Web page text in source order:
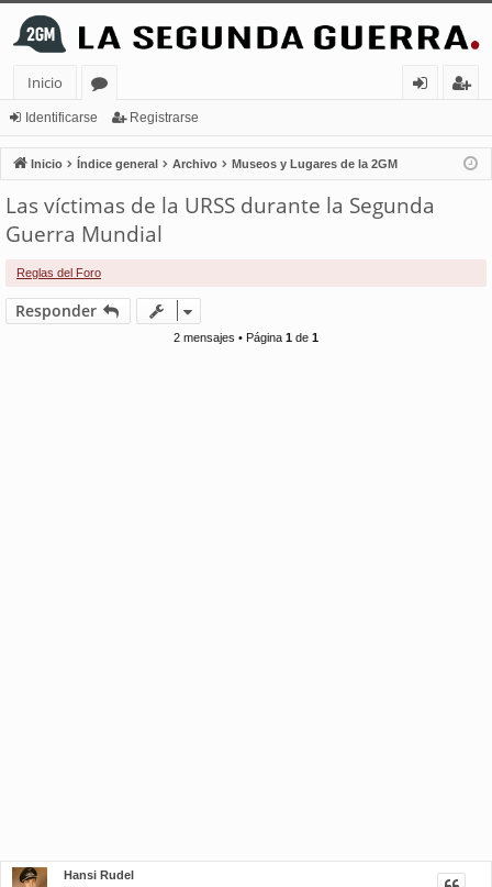
Inicio
or
os
nt
ifi
ca
ist
ra
Identificarse Registrarse
Inicio Índice general Archivo Museos y Lugares de la 2GM
Las víctimas de la URSS durante la Segunda
Guerra Mundial
Reglas del Foro
Responder
2 mensajes • Página 1 de 1
Hansi Rudel